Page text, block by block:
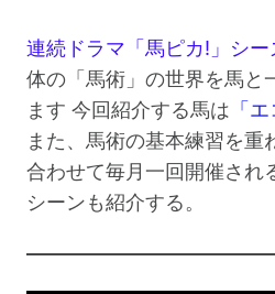
連続ドラマ「馬ピカ!」シ
体の「馬術」の世界を馬と
ます 今回紹介する馬は 「
また、馬術の基本練習を重
合わせて毎月一回開催され
シーンも紹介する。